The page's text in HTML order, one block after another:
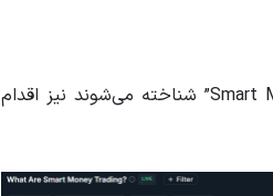
طبق داده‌های پلتفرم Nansen، برخی از معامله‌گران برتر بازار که با نام “Smart Money” شناخته می‌شوند نیز اقدام